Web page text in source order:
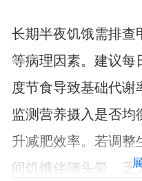
长期半夜饥饿需排查
等病理因素。建议每
度节食导致基础代谢
监测营养摄入是否均
升减肥效率。若调整
间饥饿伴随头晕、乏